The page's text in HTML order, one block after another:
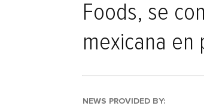
Foods, se
mexicana en
NEWS PROVIDED BY: